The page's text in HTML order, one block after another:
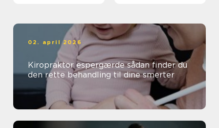
02. april 2026
Kiropraktor espergærde sådan finder du
den rette behandling til dine smerter